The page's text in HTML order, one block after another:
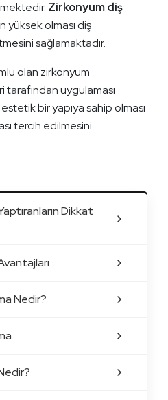
Zirkonyum diş
yüksek olması diş
sağlamaktadır.
olan zirkonyum
tarafından uygulaması
bir yapıya sahip olması
tercih edilmesini
Dikkat
Nedir?